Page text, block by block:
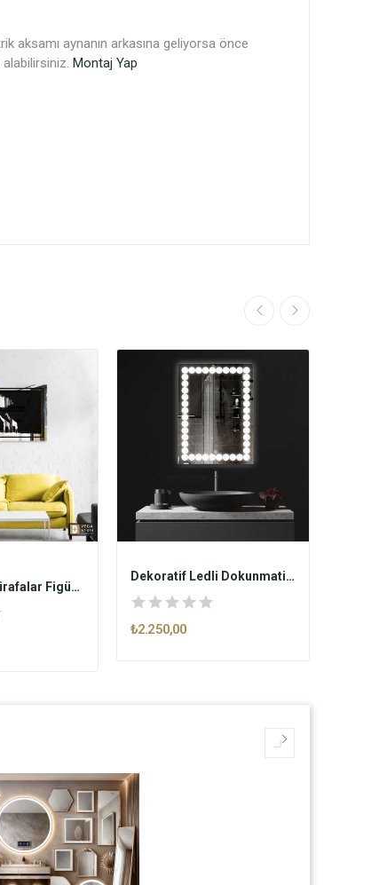
aksamı aynanın arkasına geliyorsa önce
alabilirsiniz. Montaj Yap
Ayna Tablo Zürafalar Figürü AT014
Dekoratif Ledli Dokunmatik Butonlu Ayna SPOTB
₺2.250,00